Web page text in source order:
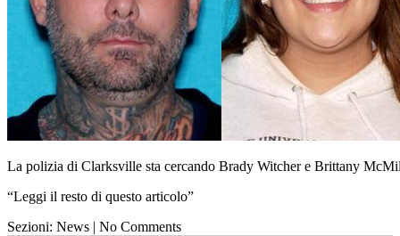
La polizia di Clarksville sta cercando Brady Witcher e Brittany
“Leggi il resto di questo articolo”
Sezioni: News | No Comments